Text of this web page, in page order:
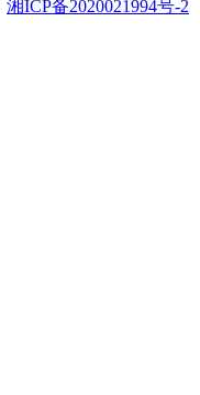
湘ICP备2020021994号-2